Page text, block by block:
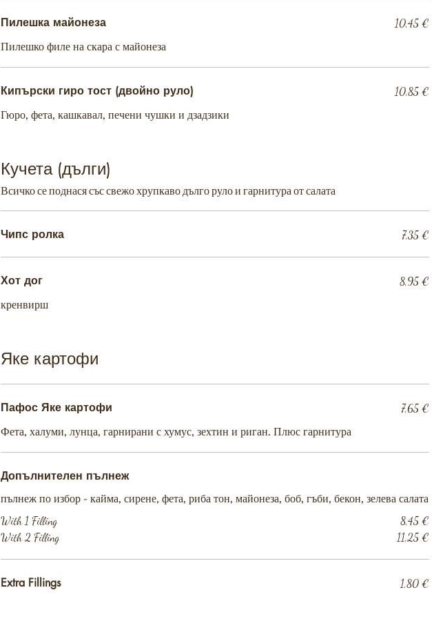
Пилешка майонеза
Пилешко филе на скара с майонеза
10,45 €
Кипърски гиро тост (двойно руло)
Гюро, фета, кашкавал, печени чушки и дзадзики
10,85 €
Кучета (дълги)
Всичко се поднася със свежо хрупкаво дълго руло и гарнитура от салата
Чипс ролка 7,35 €
Хот дог
кренвирш
8,95 €
Яке картофи
Пафос Яке картофи
Фета, халуми, лунца, гарнирани с хумус, зехтин и риган. Плюс гарнитура
7,65 €
Допълнителен пълнеж
пълнеж по избор - кайма, сирене, фета, риба тон, майонеза, боб, гъби, бекон, зелева салата
With 1 Filling
8,45 €
With 2 Filling
11,25 €
Extra Fillings 1,80 €